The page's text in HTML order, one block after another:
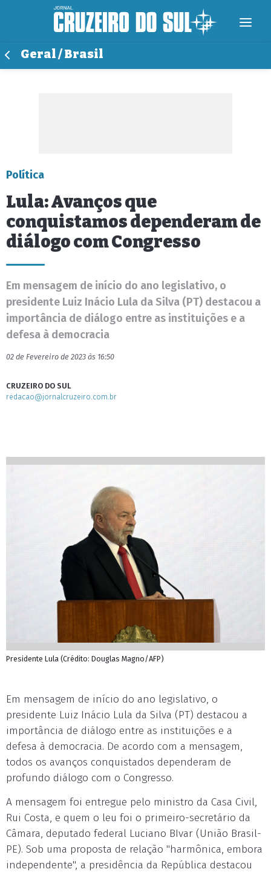
Geral / Brasil
Política
Lula: Avanços que
conquistamos dependeram de
diálogo com Congresso
Em mensagem de início do ano legislativo, o
presidente Luiz Inácio Lula da Silva (PT) destacou a
importância de diálogo entre as instituições e a
defesa à democracia
02 de Fevereiro de 2023 às 16:50
CRUZEIRO DO SUL
redacao@jornalcruzeiro.com.br
Presidente Lula (Crédito: Douglas Magno/AFP)
Em mensagem de início do ano legislativo, o
presidente Luiz Inácio Lula da Silva (PT) destacou a
importância de diálogo entre as instituições e a
defesa à democracia. De acordo com a mensagem,
todos os avanços conquistados dependeram de
profundo diálogo com o Congresso.
A mensagem foi entregue pelo ministro da Casa Civil,
Rui Costa, e quem o leu foi o primeiro-secretário da
Câmara, deputado federal Luciano BIvar (União Brasil-
PE). Sob uma proposta de relação "harmônica, embora
independente", a presidência da República destacou